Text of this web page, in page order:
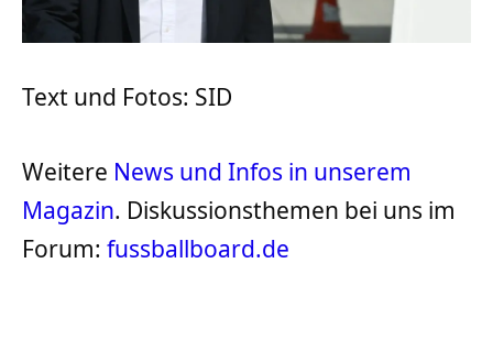
Text und Fotos: SID
Weitere News und Infos in unserem
Magazin. Diskussionsthemen bei uns im
Forum: fussballboard.de